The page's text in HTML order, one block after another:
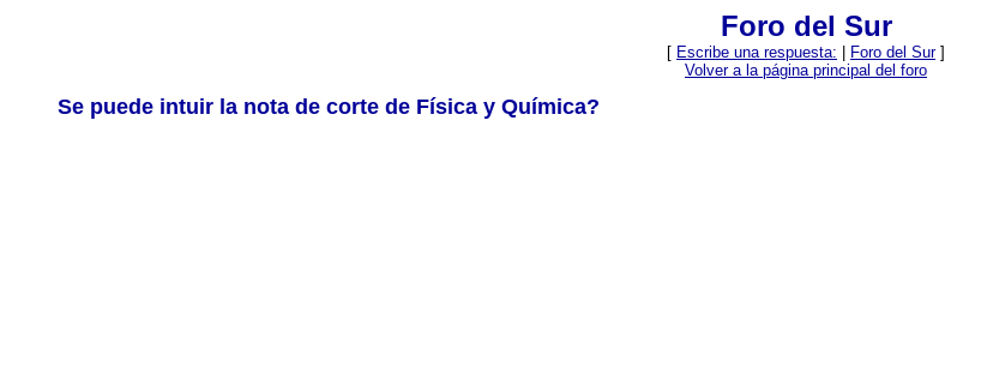
Foro del Sur
[ Escribe una respuesta: Foro del Sur]
Volver a la página principal del foro
Se puede intuir la nota de corte de Física y Química?